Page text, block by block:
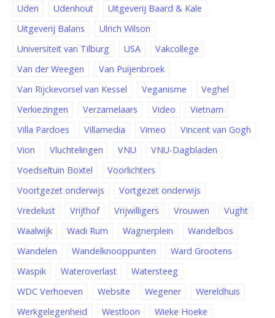
Uden
Udenhout
Uitgeverij Baard & Kale
Uitgeverij Balans
Ulrich Wilson
Universiteit van Tilburg
USA
Vakcollege
Van der Weegen
Van Puijenbroek
Van Rijckevorsel van Kessel
Veganisme
Veghel
Verkiezingen
Verzamelaars Video
Vietnam
Villa Pardoes
Villamedia Vimeo
Vincent van Gogh
Vion
Vluchtelingen VNU
VNU-Dagbladen
Voedseltuin Boxtel
Voorlichters
Voortgezet onderwijs
Vortgezet onderwijs
Vredelust
Vrijthof Vrijwilligers Vrouwen
Vught
Waalwijk
Wadi Rum Wagnerplein
Wandelbos
Wandelen
Wandelknooppunten
Ward Grootens
Waspik
Wateroverlast
Watersteeg
WDC Verhoeven
Website Wegener
Wereldhuis
Werkgelegenheid
Westloon Wieke Hoeke